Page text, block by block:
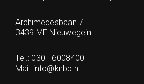
Archimedesbaan 7
3439 ME Nieuwegein
Tel.: 030 - 6008400
Mail: info@knbb.nl